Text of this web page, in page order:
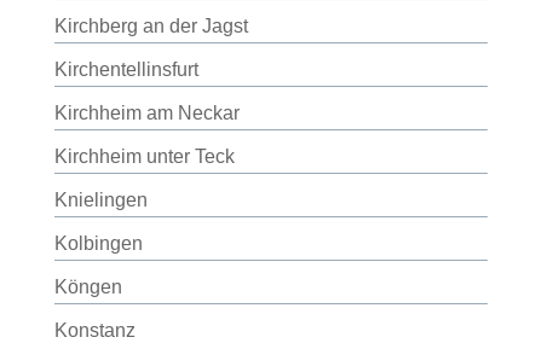
Kirchberg an der Jagst
Kirchentellinsfurt
Kirchheim am Neckar
Kirchheim unter Teck
Knielingen
Kolbingen
Köngen
Konstanz